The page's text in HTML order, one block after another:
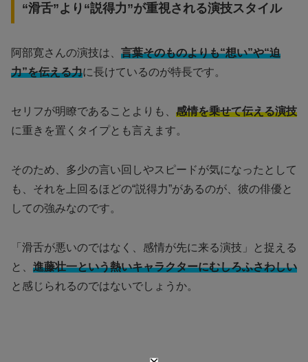
“滑舌”より“説得力”が重視される演技スタイル
阿部寛さんの演技は、 言葉そのものよりも“想い”や“迫
力”を伝える力に長けているのが特長です。
セリフが明瞭であることよりも、 感情を乗せて伝える演技
に重きを置くタイプとも言えます。
そのため、多少の言い回しやスピードが気になったとして
も、それを上回るほどの“説得力”があるのが、彼の俳優と
しての強みなのです。
「滑舌が悪いのではなく、感情が先に来る演技」と捉える
と、 進藤壮一という熱いキャラクターにむしろふさわしい
と感じられるのではないでしょうか。